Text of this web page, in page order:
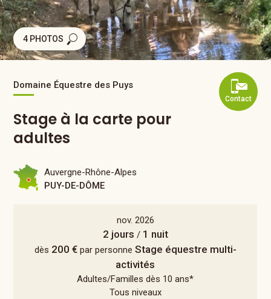
4 PHOTOS
Contact
Domaine Équestre des Puys
Stage à la carte pour
adultes
nov. 2026
2 jours / 1 nuit
dès 200 €par personne Stage équestre multi-
activités
Adultes/Familles dès 10 ans*
Tous niveaux
Auvergne-Rhône-Alpes
PUY-DE-DÔME